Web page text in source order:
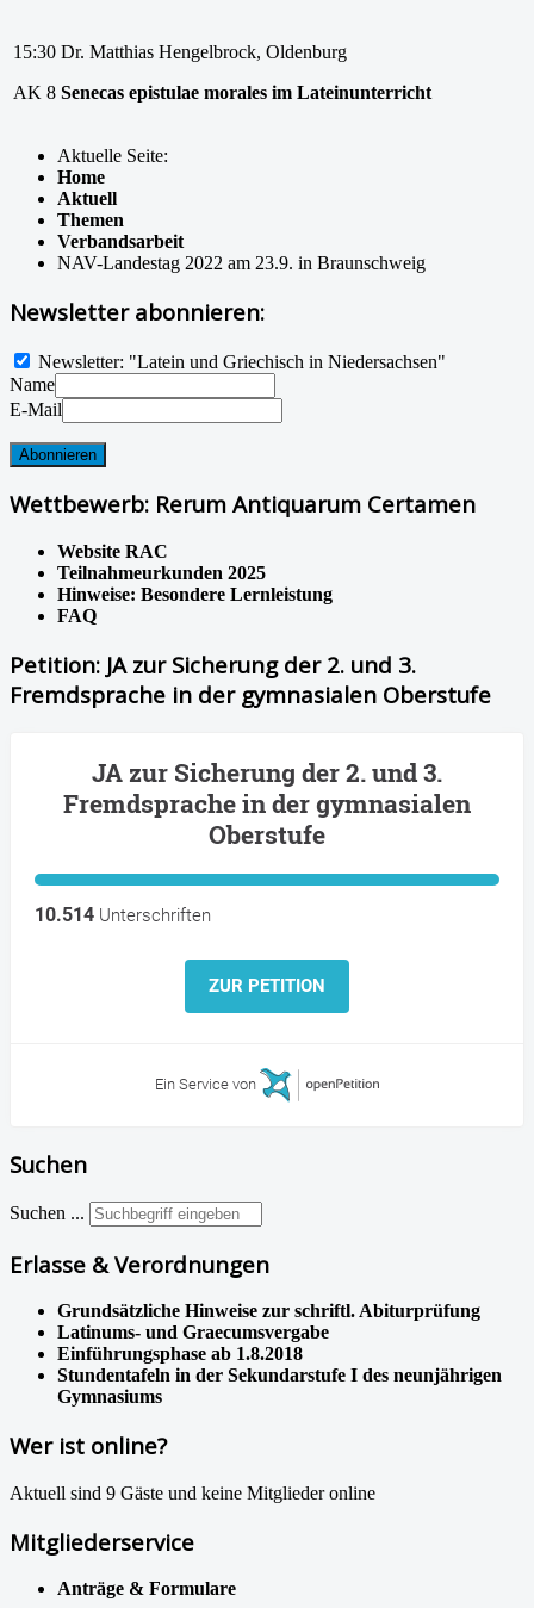
15:30
AK 8
Dr. Matthias Hengelbrock, Oldenburg
Senecas epistulae morales im Lateinunterricht
Aktuelle Seite:
Home
Aktuell
Themen
Verbandsarbeit
NAV-Landestag 2022 am 23.9. in Braunschweig
Newsletter abonnieren:
Newsletter: "Latein und Griechisch in Niedersachsen"
Name
E-Mail
Wettbewerb: Rerum Antiquarum Certamen
Website RAC
Teilnahmeurkunden 2025
Hinweise: Besondere Lernleistung
FAQ
Petition: JA zur Sicherung der 2. und 3.
Fremdsprache in der gymnasialen Oberstufe
JA zur Sicherung der 2. und 3.
Fremdsprache in der gymnasialen
Oberstufe
10.514 Unterschriften
ZUR PETITION
Ein Service von
Suchen
Suchen ...
Erlasse & Verordnungen
Grundsätzliche Hinweise zur schriftl. Abiturprüfung
Latinums- und Graecumsvergabe
Einführungsphase ab 1.8.2018
Stundentafeln in der Sekundarstufe I des neunjährigen
Gymnasiums
Wer ist online?
Aktuell sind 9 Gäste und keine Mitglieder online
Mitgliederservice
Anträge & Formulare